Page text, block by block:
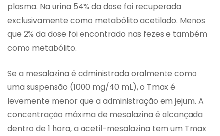
plasma. Na urina 54% da dose foi recuperada
exclusivamente como metabólito acetilado. Menos
que 2% da dose foi encontrado nas fezes e também
como metabólito.
Se a mesalazina é administrada oralmente como
uma suspensão (1000 mg/40 mL), o Tmax é
levemente menor que a administração em jejum. A
concentração máxima de mesalazina é alcançada
dentro de 1 hora, a acetil-mesalazina tem um Tmax